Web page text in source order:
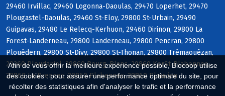
Afin de vous offrir la meilleure expérience possible, Biocoop utilise
des cookies : pour assurer une performance optimale du site, pour
récolter des statistiques afin d'analyser le trafic et la performance
29460 Irvillac, 29460 Logonna-Daoulas, 29470 Loperhet, 29470
Plougastel-Daoulas, 29460 St-Eloy, 29800 St-Urbain, 29490
Guipavas, 29480 Le Relecq-Kerhuon, 29460 Dirinon, 29800 La
Forest-Landerneau, 29800 Landerneau, 29800 Pencran, 29800
Plouédern, 29800 St-Divy, 29800 St-Thonan, 29800 Trémaouézan,
29260 Ploudaniel, 29860 Bourg-Blanc, 29860 KerSt-Plabennec,
29860 Le Drennec, 29860 Plabennec, 29860 Plouvien